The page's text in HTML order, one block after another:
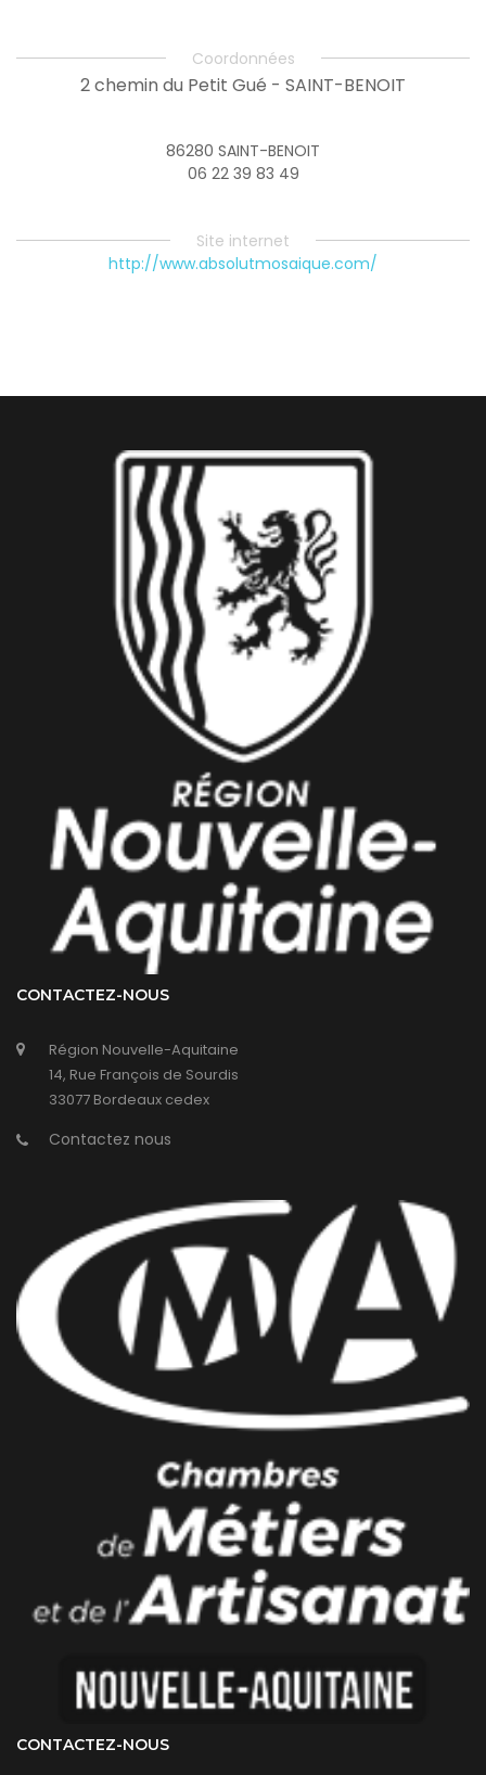
Coordonnées
2 chemin du Petit Gué - SAINT-BENOIT
86280 SAINT-BENOIT
06 22 39 83 49
Site internet
http://www.absolutmosaique.com/
CONTACTEZ-NOUS
Région Nouvelle-Aquitaine
14, Rue François de Sourdis
33077 Bordeaux cedex
Contactez nous
CONTACTEZ-NOUS